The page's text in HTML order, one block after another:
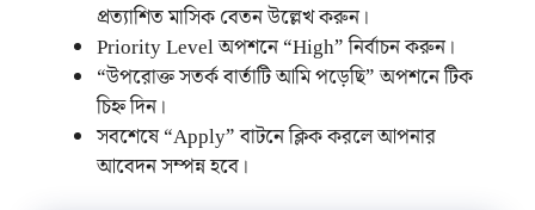
প্রত্যাশিত মাসিক বেতন উল্লেখ করুন।
Priority Level অপশনে “High” নির্বাচন করুন।
“উপরোক্ত সতর্ক বার্তাটি আমি পড়েছি” অপশনে টিক
চিহ্ন দিন।
সবশেষে “Apply” বাটনে ক্লিক করলে আপনার
আবেদন সম্পন্ন হবে।